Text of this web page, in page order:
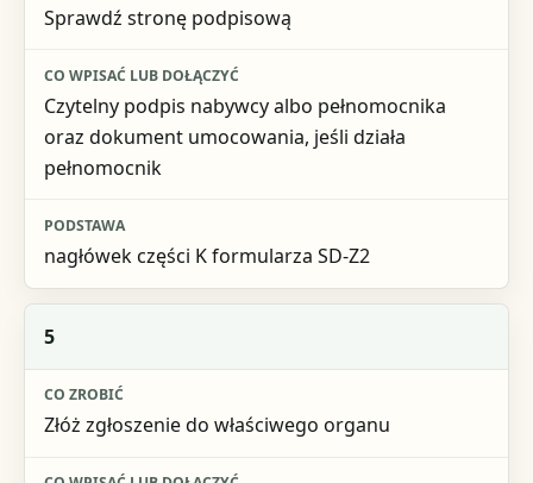
Sprawdź stronę podpisową
Czytelny podpis nabywcy albo pełnomocnika
oraz dokument umocowania, jeśli działa
pełnomocnik
nagłówek części K formularza SD-Z2
5
Złóż zgłoszenie do właściwego organu